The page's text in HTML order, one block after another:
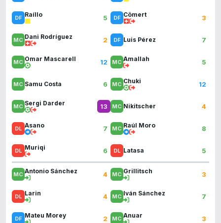
Raíllo 5
Dani Rodríguez 2
Omar Mascarell 12
Samu Costa 6
Sergi Darder 13
Asano 7
Muriqi 6
Antonio Sánchez 4
Larin 4
Mateu Morey 2
Cömert 3
Luis Pérez 7
Amallah 5
Chuki 12
Nikitscher 4
Raúl Moro 8
Latasa 5
Grillitsch 3
Iván Sánchez 7
Anuar 3